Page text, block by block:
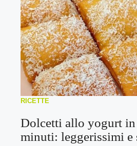
RICETTE
Dolcetti allo yogurt
minuti: leggerissimi e